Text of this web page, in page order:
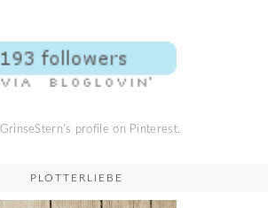
profile on Pinterest.
PLOTTERLIEBE